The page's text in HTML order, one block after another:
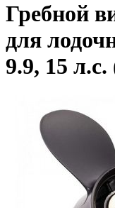
Гребной
для
9.9, 15